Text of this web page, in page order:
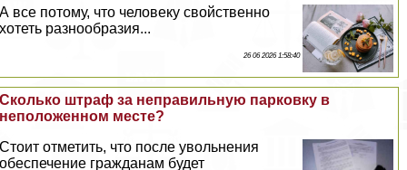
А все потому, что человеку свойственно
хотеть разнообразия...
26 06 2026 1:58:40
Сколько штраф за неправильную парковку в
неположенном месте?
Стоит отметить, что после увольнения
обеспечение гражданам будет